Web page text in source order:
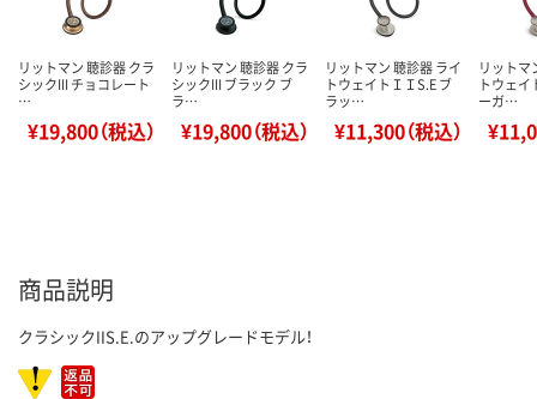
リットマン 聴診器 クラ
シックIII チョコレート
…
¥19,800（税込）
リットマン 聴診器 クラ
シックIII ブラック ブ
ラ…
¥19,800（税込）
リットマン 聴診器 ライ
トウェイトＩＩS.E ブ
ラッ…
¥11,300（税込）
リットマ
トウェイ
ーガ…
商品説明
クラシックIIS.E.のアップグレードモデル！